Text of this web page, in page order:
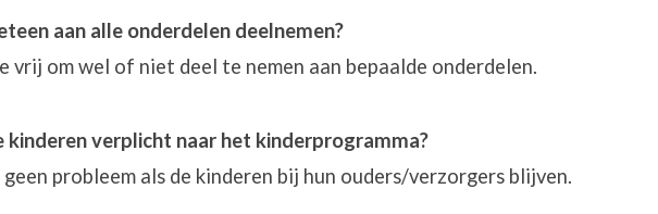
aan alle onderdelen deelnemen?
vrij om wel of niet deel te nemen aan bepaalde onderdelen.
kinderen verplicht naar het kinderprogramma?
geen probleem als de kinderen bij hun ouders/verzorgers blijven.